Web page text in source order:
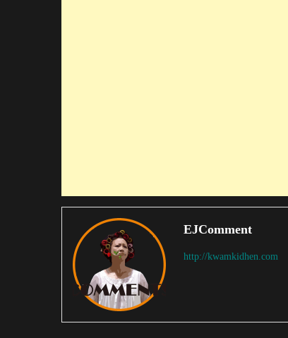
EJComment
http://kwamkidhen.com